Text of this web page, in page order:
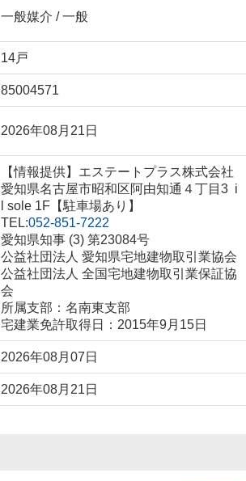
一般媒介 / 一般
14戸
85004571
2026年08月21日
【情報提供】エステートプラス株式会社
愛知県名古屋市昭和区阿由知通４丁目3 i
l sole 1F【駐車場あり】
TEL:052-851-7222
愛知県知事 (3) 第23084号
公益社団法人 愛知県宅地建物取引業協会
公益社団法人 全国宅地建物取引業保証協
会
所属支部：名南東支部
宅建業免許取得日：2015年9月15日
2026年08月07日
2026年08月21日